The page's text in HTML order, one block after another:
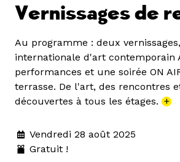
Vernissages de
Au programme : deux
internationale d'art contemporain
performances et une soirée ON
terrasse. De l'art, des rencontres
découvertes à tous les étages. +
Vendredi 28 août 2025
Gratuit !